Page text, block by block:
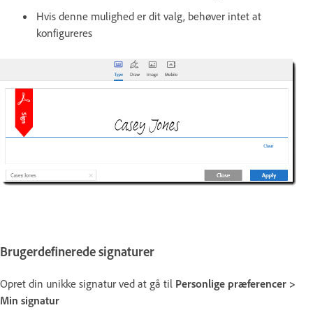
Hvis denne mulighed er dit valg, behøver intet at
konfigureres
Brugerdefinerede signaturer
Opret din unikke signatur ved at gå til Personlige præferencer >
Min signatur